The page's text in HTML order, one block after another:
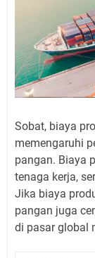
Sobat, biaya
memengaruhi
pangan. Biaya
tenaga kerja,
Jika biaya
pangan juga
di pasar global